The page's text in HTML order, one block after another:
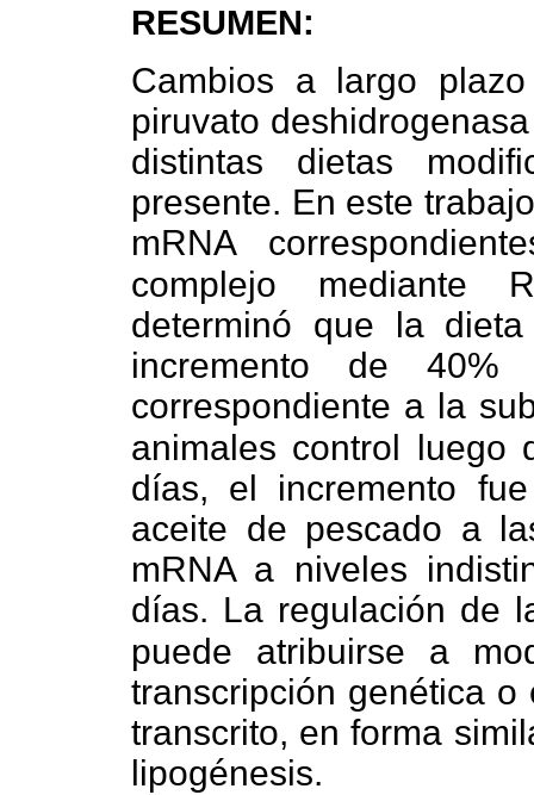
RESUMEN:
Cambios a largo
piruvato
distintas dietas
presente. En este
mRNA
complejo mediante
determinó que la
incremento de
correspondiente a la
animales control
días, el incremento
aceite de pescado a
mRNA a niveles
días. La regulación de
puede atribuirse a
transcripción genética
transcrito, en forma
lipogénesis.